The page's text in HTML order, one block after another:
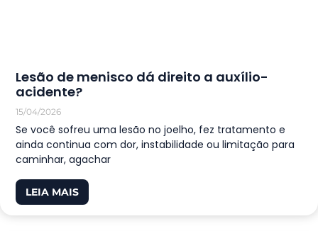
Lesão de menisco dá direito a auxílio-
acidente?
15/04/2026
Se você sofreu uma lesão no joelho, fez tratamento e
ainda continua com dor, instabilidade ou limitação para
caminhar, agachar
LEIA MAIS